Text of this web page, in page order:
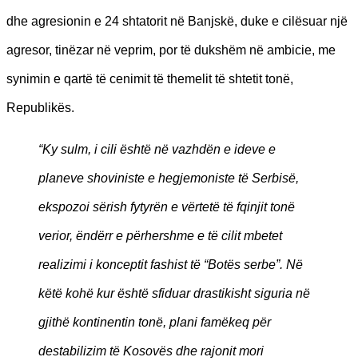
dhe agresionin e 24 shtatorit në Banjskë, duke e cilësuar një
agresor, tinëzar në veprim, por të dukshëm në ambicie, me
synimin e qartë të cenimit të themelit të shtetit tonë,
Republikës.
“Ky sulm, i cili është në vazhdën e ideve e
planeve shoviniste e hegjemoniste të Serbisë,
ekspozoi sërish fytyrën e vërtetë të fqinjit tonë
verior, ëndërr e përhershme e të cilit mbetet
realizimi i konceptit fashist të “Botës serbe”. Në
këtë kohë kur është sfiduar drastikisht siguria në
gjithë kontinentin tonë, plani famëkeq për
destabilizim të Kosovës dhe rajonit mori